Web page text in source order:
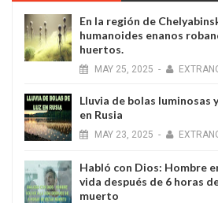
En la región de
humanoides enanos
huertos.
MAY 25, 2025 -
Lluvia de bolas luminosas
en Rusia
MAY 23, 2025 -
Habló con Dios: Hombre
vida después de 6 horas
muerto